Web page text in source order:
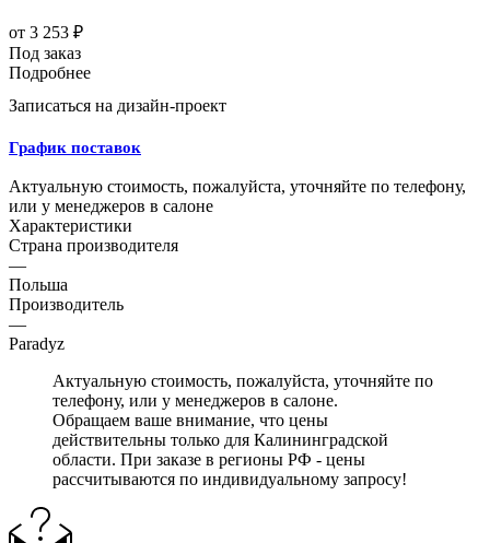
от 3 253 ₽
Под заказ
Подробнее
Записаться на дизайн-проект
График поставок
Актуальную стоимость, пожалуйста, уточняйте по телефону,
или у менеджеров в салоне
Характеристики
Страна производителя
—
Польша
Производитель
—
Paradyz
Актуальную стоимость, пожалуйста, уточняйте по
телефону, или у менеджеров в салоне.
Обращаем ваше внимание, что цены
действительны только для Калининградской
области. При заказе в регионы РФ - цены
рассчитываются по индивидуальному запросу!